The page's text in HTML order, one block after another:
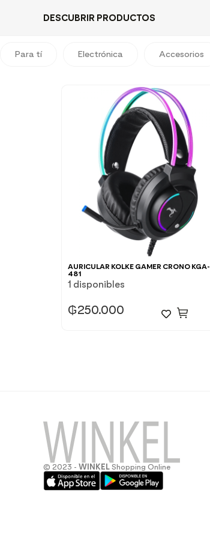
DESCUBRIR PRODUCTOS
Para tí Electrónica Accesorios
AURICULAR KOLKE GAMER CRONO KGA-
481
1 disponibles
₲250.000
© 2023 - WINKEL Shopping Online